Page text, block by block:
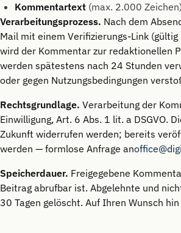
Kommentartext (max. 2.000 Zeichen)
Verarbeitungsprozess. Nach dem
Mail mit einem Verifizierungs-Link
wird der Kommentar zur redaktionellen
werden spätestens nach 24 Stunden
oder gegen Nutzungsbedingungen
Rechtsgrundlage. Verarbeitung der
Einwilligung, Art. 6 Abs. 1 lit. a DSGVO.
Zukunft widerrufen werden; bereits
werden — formlose Anfrage an
Speicherdauer. Freigegebene
Beitrag abrufbar ist. Abgelehnte und
30 Tagen gelöscht. Auf Ihren Wunsch